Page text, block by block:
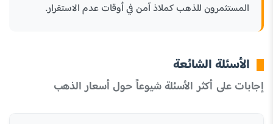
المستثمرون للذهب كملاذ آمن في أوقات عدم الاستقرار.
الأسئلة الشائعة
إجابات على أكثر الأسئلة شيوعاً حول أسعار الذهب